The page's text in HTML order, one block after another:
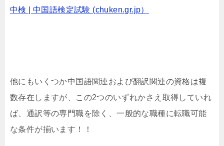
中検 | 中国語検定試験 (chuken.gr.jp）
他にもいくつか中国語関連および翻訳関連の資格は複
数存在しますが、この2つのいずれかさえ取得していれ
ば、通訳等の専門職を除く、一般的な職種に転職可能
な条件が揃います！！